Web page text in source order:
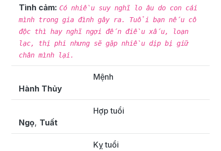
Tình cảm: Có nhiều suy nghĩ lo âu do con cái
mình trong gia đình gây ra. Tuổi bạn nếu cô
độc thì hay nghĩ ngợi đến điều xấu, loạn
lạc, thị phi nhưng sẽ gặp nhiều dịp bị giữ
chân mình lại.
Mệnh
Hành Thủy
Hợp tuổi
Ngọ, Tuất
Kỵ tuổi